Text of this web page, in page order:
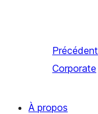
Précédent
Corporate
À propos